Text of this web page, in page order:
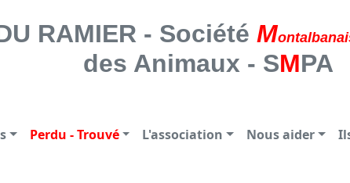
- SOCIETE MONTALBANAISE DE
RAMIER - Société M
des Animaux - SMPA
Perdu - Trouvé L'association Nous aider